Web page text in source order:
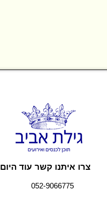
צרו איתנו קשר עוד היום
052-9066775